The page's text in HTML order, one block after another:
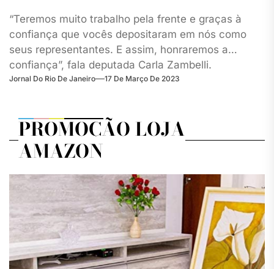
“Teremos muito trabalho pela frente e graças à
confiança que vocês depositaram em nós como
seus representantes. E assim, honraremos a
confiança”, fala deputada Carla Zambelli.
Jornal Do Rio De Janeiro 17 De Março De 2023
PROMOÇÃO LOJA
AMAZON